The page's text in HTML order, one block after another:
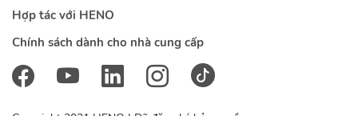
Hợp tác với HENO
Chính sách dành cho nhà cung cấp